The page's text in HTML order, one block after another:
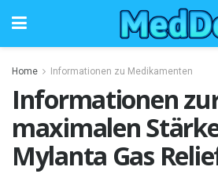
Home Informationen zu Medikamenten
Informationen
maximalen
Mylanta Gas